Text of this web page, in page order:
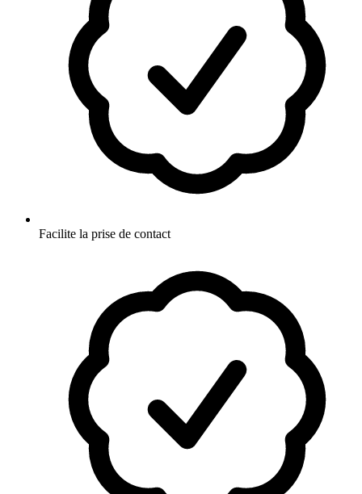
Facilite la prise de contact